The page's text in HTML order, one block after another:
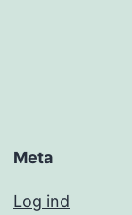
Meta
Log ind